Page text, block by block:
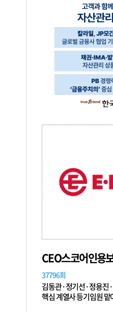
CEO스코어인용
37796회
김동관·정기선·정용진
핵심 계열사 등기임원